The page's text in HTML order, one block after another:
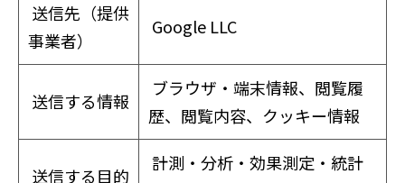
送信先（提供
事業者）
Google LLC
送信する情報
ブラウザ・端末情報、閲覧履
歴、閲覧内容、クッキー情報
送信する目的
計測・分析・効果測定・統計